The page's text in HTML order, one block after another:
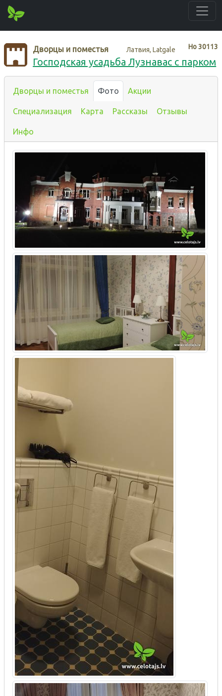
Нo30113
Дворцы и поместья Латвия, Latgale
Господская усадьба Лузнавас с парком
Дворцы и поместья Фото Акции
Специализация Карта Рассказы Отзывы
Инфо